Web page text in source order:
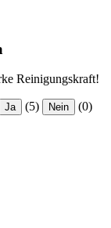
Reinigungskraft!
Ja (5) Nein (0)